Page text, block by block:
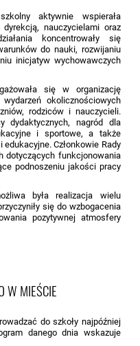
aktywnie wspierała
dyrekcją, nauczycielami oraz
koncentrowały się
do nauki, rozwijaniu
inicjatyw wychowawczych
się w organizację
okolicznościowych
rodziców i nauczycieli.
dydaktycznych, nagród dla
i sportowe, a także
Członkowie Rady
dotyczących funkcjonowania
podnoszeniu jakości pracy
była realizacja wielu
się do wzbogacenia
pozytywnej atmosfery
W MIEŚCIE
do szkoły najpóźniej
danego dnia wskazuje